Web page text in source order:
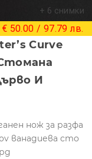
+ 6 снимки
50.00 / 97.79 лв.
Curve
И
нож за разфа
ванадиева сто